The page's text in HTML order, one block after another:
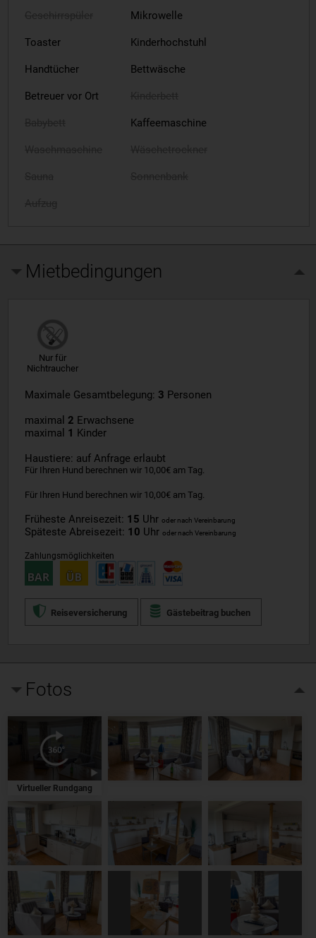
Mikrowelle
Toaster Kinderhochstuhl
Handtücher Bettwäsche
Betreuer vor Ort
Kaffeemaschine
Mietbedingungen
Nur für
Nichtraucher
Maximale Gesamtbelegung: 3 Personen
maximal 2 Erwachsene
maximal 1 Kinder
Haustiere: auf Anfrage erlaubt
Für Ihren Hund berechnen wir 10,00€ am Tag.
Für Ihren Hund berechnen wir 10,00€ am Tag.
Früheste Anreisezeit: 15 Uhr oder nach Vereinbarung
Späteste Abreisezeit: 10 Uhr oder nach Vereinbarung
Zahlungsmöglichkeiten
Reiseversicherung Gästebeitrag buchen
Fotos
Virtueller Rundgang